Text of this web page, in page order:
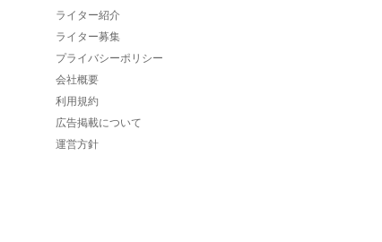
ライター紹介
ライター募集
プライバシーポリシー
会社概要
利用規約
広告掲載について
運営方針